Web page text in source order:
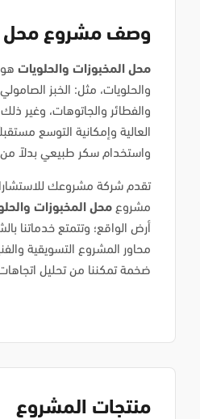
وصف مشروع محل
محل المخبوزات والحلويات
والحلويات، مثل: الخبز
والفطائر والجاتوهات، وغير
العالية وإمكانية التوسع
واستخدام سكر طبيعي بدلاً من
تقدم شركة مشروعك
مشروعمحل المخبوزات
أرض الواقع؛ وتتمتع خدماتنا
محاور المشروع التسويقية
ضخمة تمكننا من تحليل اتجاهات
منتجات المشروع